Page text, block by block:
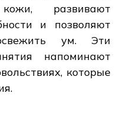
развивают
и позволяют
ум. Эти
напоминают
которые